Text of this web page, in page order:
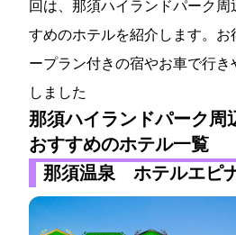
回は、那須ハイランドパーク
すめのホテルを紹介します。お
ープラン付きの宿やお車で行
しました
那須ハイランドパーク周
おすすめのホテル一覧
那須温泉 ホテルエピ